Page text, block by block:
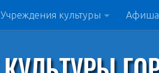
Учреждения культуры Афиша